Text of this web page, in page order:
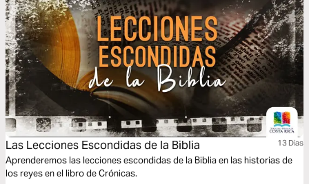
Las Lecciones Escondidas de la Biblia 13 Dias
Aprenderemos las lecciones escondidas de la Biblia en las historias de
los reyes en el libro de Crónicas.